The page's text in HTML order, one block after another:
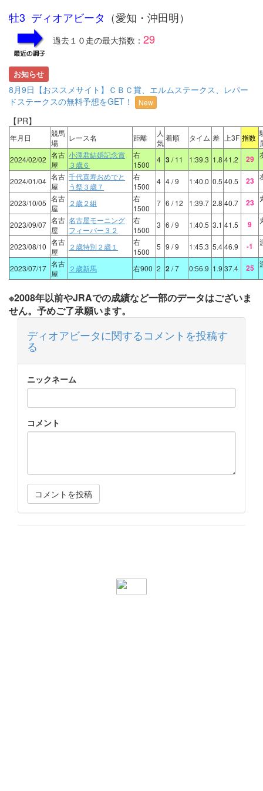
牡3 ディオアビータ （愛知・沖田明）
過去１０走の最大指数： 29
お知らせ
8月9日【おススメサイト】ＣＢＣ賞、エルムステークス、レパー
ドステークスの無料予想をGET！
New
【PR】
年月日
競馬
場
レース名 距離
人
気
着順 タイム 差 上3F 指数
2024/02/02 名古
屋
小澤君結婚記念賞
３歳６
右
1500
4 3/ 11 1:39.3 1.8 41.2 29
2024/01/04 名古
屋
千代喜寿おめでと
う祭３歳７
右
1500
4 4/ 9 1:40.0 0.5 40.5 23
2023/10/05 名古
屋
２歳２組
右
1500
7 6 / 12 1:39.7 2.8 40.7 23
2023/09/07 名古
屋
名古屋モーニング
フィーバー３２
右
1500
3 6 / 9 1:40.5 3.1 41.5 9
2023/08/10 名古
屋
２歳特別２歳１
右
1500
5 9 / 9 1:45.3 5.446.9 -1
2023/07/17 名古
屋
２歳新馬 右900 2 2/ 7 0:56.9 1.9 37.4 25
※2008年以前やJRAでの成績など一部のデータはございま
せん。予めご了承願います。
ディオアビータに関するコメントを投稿す
る
ニックネーム
コメント